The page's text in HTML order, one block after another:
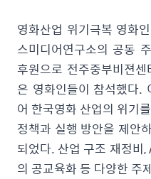
영화산업 위기극복 영화
스미디어연구소의 공동
후원으로 전주중부비젼
은 영화인들이 참석했다.
어 한국영화 산업의 위기
정책과 실행 방안을 제안
되었다. 산업 구조 재정비
의 공교육화 등 다양한 주